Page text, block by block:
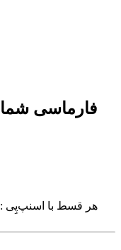
هر قسط با اسنپ‌پِی :